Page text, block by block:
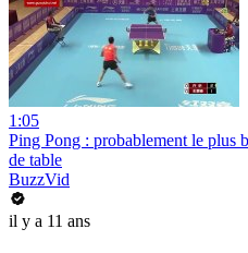
1:05
Ping Pong : probablement le plus
de table
BuzzVid
il y a 11 ans